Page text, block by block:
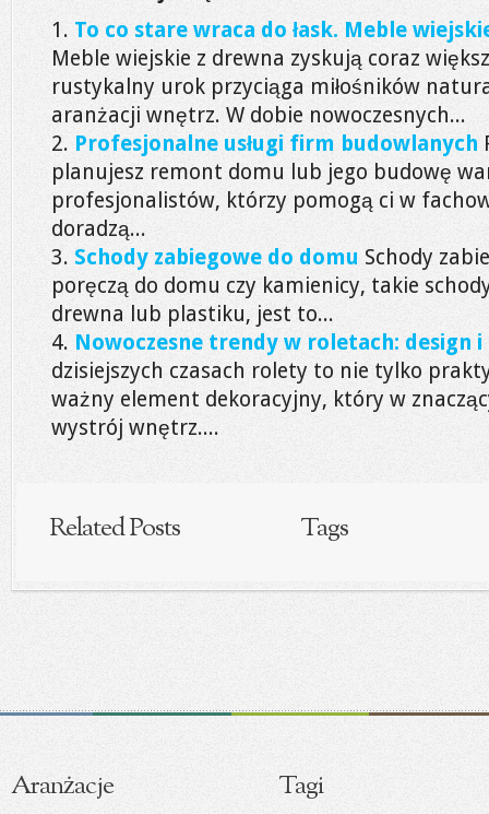
To co stare wraca do łask. Meble
Meble wiejskie z drewna zyskują coraz
rustykalny urok przyciąga miłośników
aranżacji wnętrz. W dobie nowoczesnych...
Profesjonalne usługi firm budowlanych
planujesz remont domu lub jego budowę
profesjonalistów, którzy pomogą ci w
doradzą...
Schody zabiegowe do domu Schody
poręczą do domu czy kamienicy, takie
drewna lub plastiku, jest to...
Nowoczesne trendy w roletach: design
dzisiejszych czasach rolety to nie tylko
ważny element dekoracyjny, który w
wystrój wnętrz....
Related Posts Tags
Aranżacje Tagi